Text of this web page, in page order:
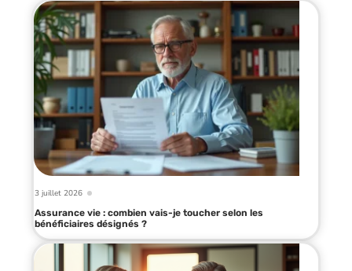
3 juillet 2026
Assurance vie : combien vais-je toucher selon les
bénéficiaires désignés ?